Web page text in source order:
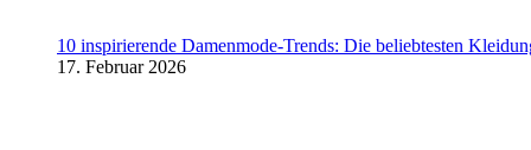
10 inspirierende Damenmode-Trends: Die beliebtesten
17. Februar 2026